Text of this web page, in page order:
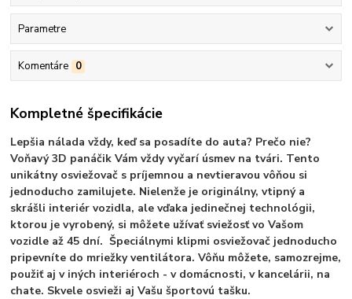
Parametre
Komentáre 0
Kompletné špecifikácie
Lepšia nálada vždy, keď sa posadíte do auta? Prečo nie?
Voňavý 3D panáčik Vám vždy vyčarí úsmev na tvári. Tento
unikátny osviežovač s príjemnou a nevtieravou vôňou si
jednoducho zamilujete. Nielenže je originálny, vtipný a
skrášli interiér vozidla, ale vďaka jedinečnej technológii,
ktorou je vyrobený, si môžete užívať sviežosť vo Vašom
vozidle až 45 dní. Špeciálnymi klipmi osviežovač jednoducho
pripevníte do mriežky ventilátora. Vôňu môžete, samozrejme,
použiť aj v iných interiéroch - v domácnosti, v kancelárii, na
chate. Skvele osvieži aj Vašu športovú tašku.